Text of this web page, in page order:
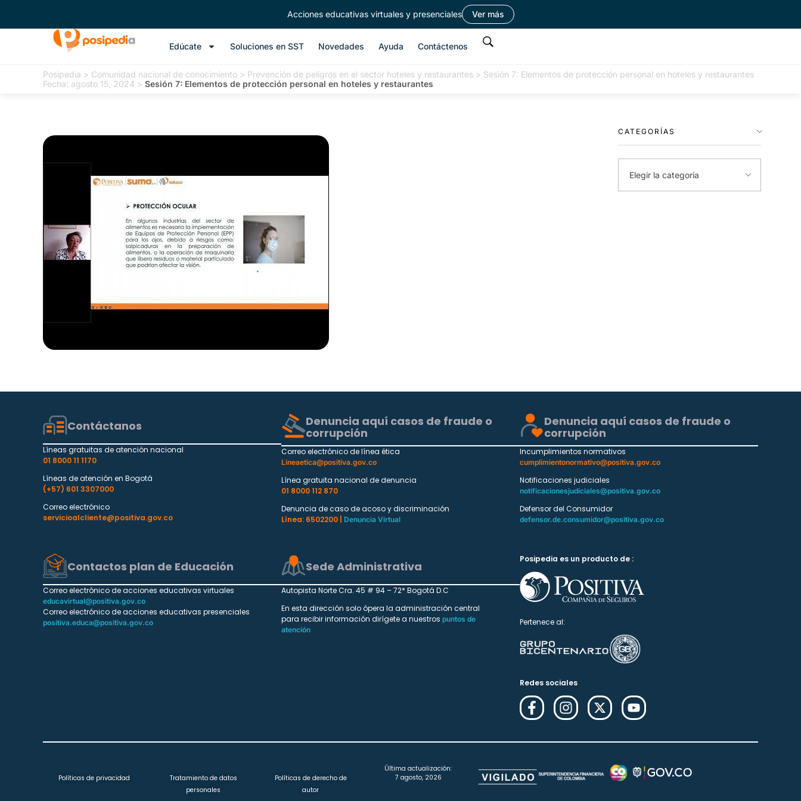
Acciones educativas virtuales y presenciales Ver más
Edúcate Soluciones en SST Novedades Ayuda Contáctenos
Posipedia > Comunidad nacional de conocimiento > Prevención de peligros en el sector hoteles y restaurantes > Sesión 7: Elementos de protección personal en hoteles y restaurantes
Fecha: agosto 15, 2024 > Sesión 7: Elementos de protección personal en hoteles y restaurantes
CATEGORÍAS
Contáctanos
Líneas gratuitas de atención nacional
01 8000 11 1170
Líneas de atención en Bogotá
(+57) 601 3307000
Correo electrónico
servicioalcliente@positiva.gov.co
Denuncia aquí casos de fraude o
corrupción
Correo electrónico de línea ética
Lineaetica@positiva.gov.co
Línea gratuita nacional de denuncia
01 8000 112 870
Denuncia de caso de acoso y discriminación
Línea: 6502200 |
Denuncia Virtual
Denuncia aquí casos de fraude o
corrupción
Incumplimientos normativos
cumplimientonormativo@positiva.gov.co
Notificaciones judiciales
notificacionesjudiciales@positiva.gov.co
Defensor del Consumidor
defensor.de.consumidor@positiva.gov.co
Contactos plan de Educación
Correo electrónico de acciones educativas virtuales
educavirtual@positiva.gov.co
Correo electrónico de acciones educativas presenciales
positiva.educa@positiva.gov.co
Sede Administrativa
Autopista Norte Cra. 45 # 94 – 72* Bogotá D.C
En esta dirección solo ópera la administración central
para recibir información dirígete a nuestros puntos de
atención
Posipedia es un producto de :
Pertenece al:
Redes sociales
Políticas de privacidad
Tratamiento de datos
personales
Políticas de derecho de
autor
Última actualización:
7 agosto, 2026